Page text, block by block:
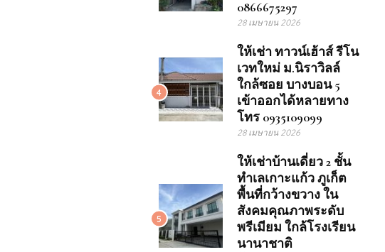
0866675297
28 เมษายน 2026
4
ให้เช่า ทาวน์เฮ้าส์ รีโน
เวทใหม่ ม.นิราวิลล์
ใกล้ซอย บางบอน 5
เข้าออกได้หลายทาง
โทร 0935109099
28 เมษายน 2026
5
ให้เช่าบ้านเดี่ยว 2 ชั้น
ทำเลเกาะแก้ว ภูเก็ต
พื้นที่กว้างขวาง ใน
สังคมคุณภาพระดับ
พรีเมียม ใกล้โรงเรียน
นานาชาติ